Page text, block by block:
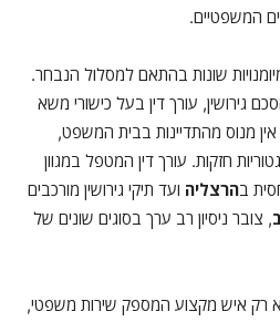
המשפטיים.
שונות בהתאם למסלול הנבחר.
גירושין, עורך דין בעל כישורי משא
אין מנוס מהתדיינות בבית המשפט,
חזקות. עורך דין המטפל במגוון
בהרצליה ועד תיקי גירושין מורכבים
, צובר ניסיון רב ערך בסוגים שונים של
רק איש מקצוע המספק שירות משפטי,